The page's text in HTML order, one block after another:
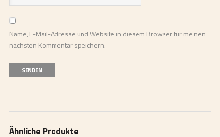
Name, E-Mail-Adresse und Website in diesem Browser für meinen
nächsten Kommentar speichern.
Ähnliche Produkte